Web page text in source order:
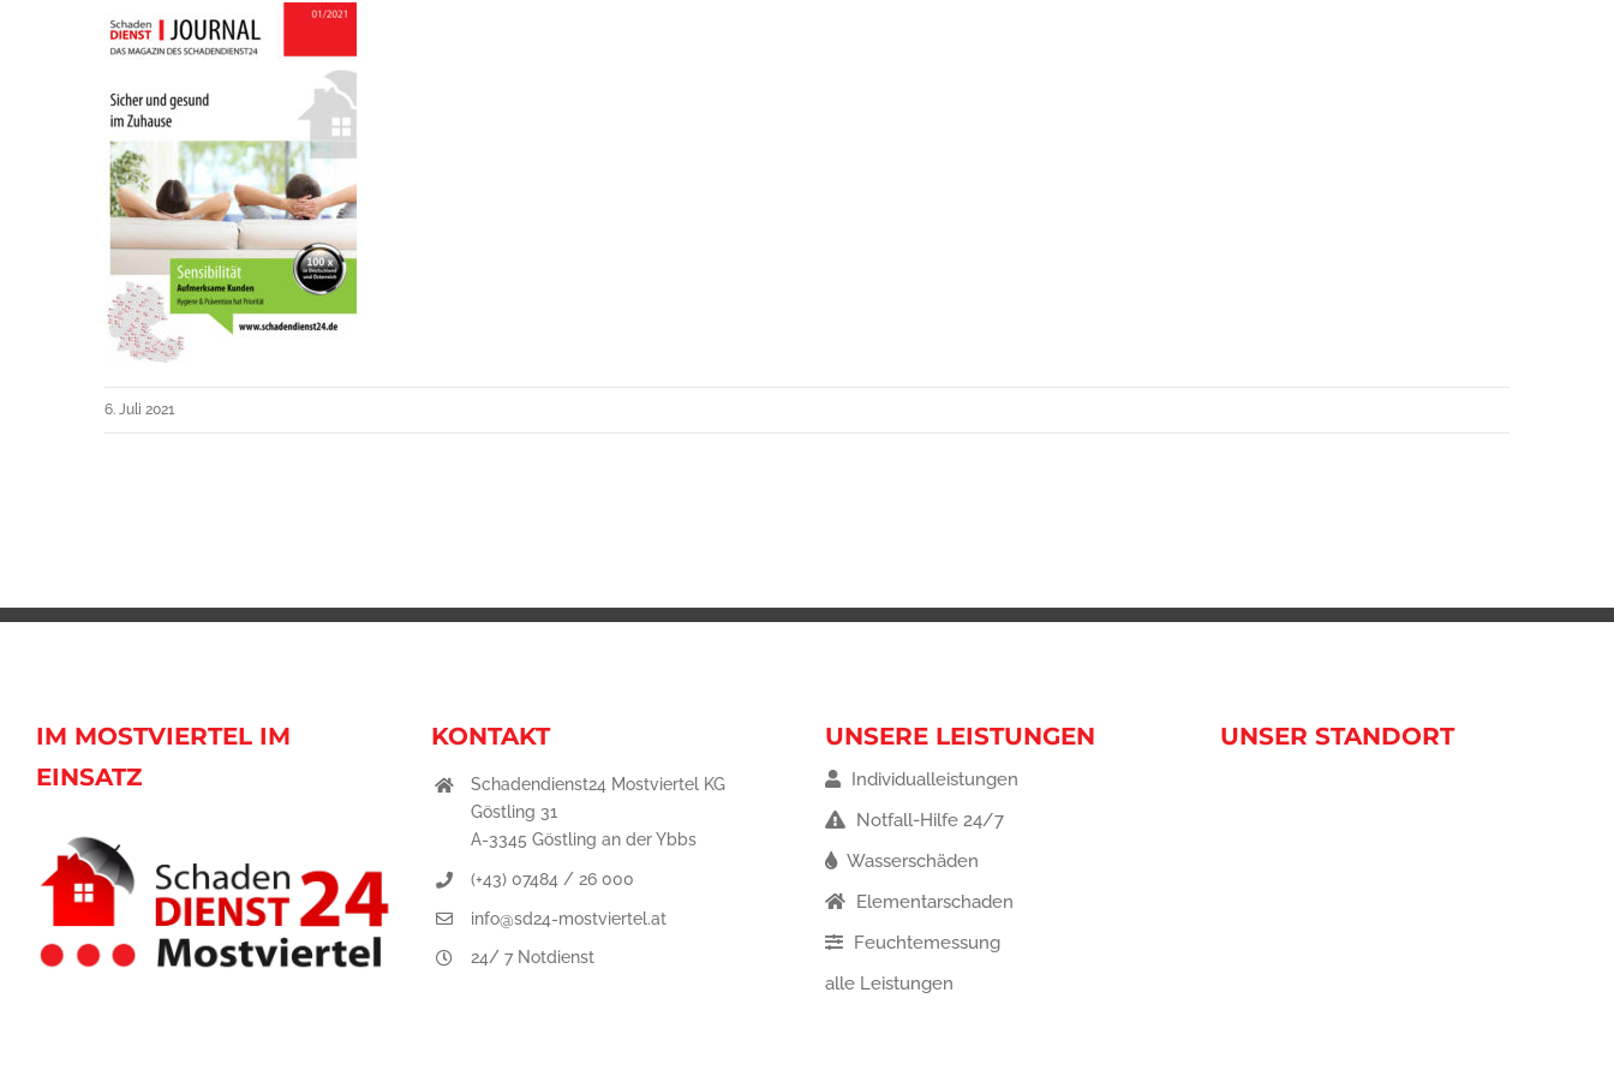
6. Juli 2021
IM MOSTVIERTEL IM
EINSATZ
KONTAKT
Schadendienst24 Mostviertel KG
Göstling 31
A-3345 Göstling an der Ybbs
(+43) 07484 / 26 000
info@sd24-mostviertel.at
24/ 7 Notdienst
UNSERE LEISTUNGEN
Individualleistungen
Notfall-Hilfe 24/7
Wasserschäden
Elementarschaden
Feuchtemessung
alle Leistungen
UNSER STANDORT